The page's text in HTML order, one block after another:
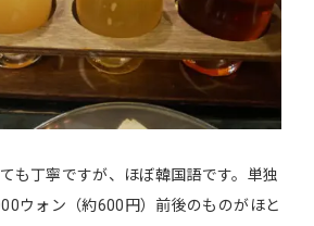
も丁寧ですが、ほぼ韓国語です。単独
ウォン（約600円）前後のものがほと